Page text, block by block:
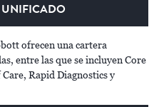
ofrecen una cartera
entre las que se incluyen Core
Rapid Diagnostics y